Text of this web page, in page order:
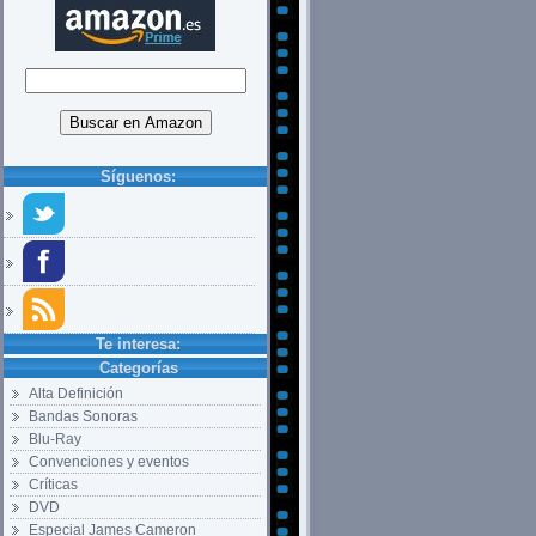
Síguenos:
Te interesa:
Categorías
Alta Definición
Bandas Sonoras
Blu-Ray
Convenciones y eventos
Críticas
DVD
Especial James Cameron